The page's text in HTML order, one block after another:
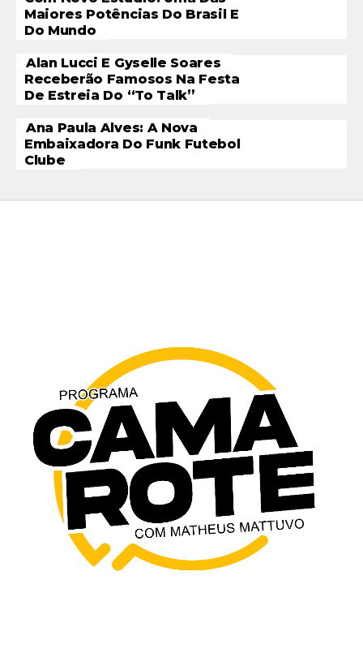
Maiores Potências Do Brasil E
Do Mundo
Alan Lucci E Gyselle Soares
Receberão Famosos Na Festa
De Estreia Do “To Talk”
Ana Paula Alves: A Nova
Embaixadora Do Funk Futebol
Clube